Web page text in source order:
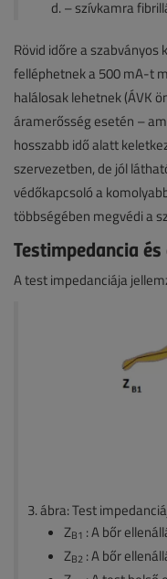
– szívkamra
Rövid időre a
felléphetnek a 500 mA-t
halálosak lehetnek (ÁVK
áramerősség esetén –
hosszabb idő alatt
szervezetben, de jól
védőkapcsoló a
többségében megvédi a
Testimpedancia
A test impedanciája
3. ábra: Test
ZB1 : A bőr
ZB2 : A bőr